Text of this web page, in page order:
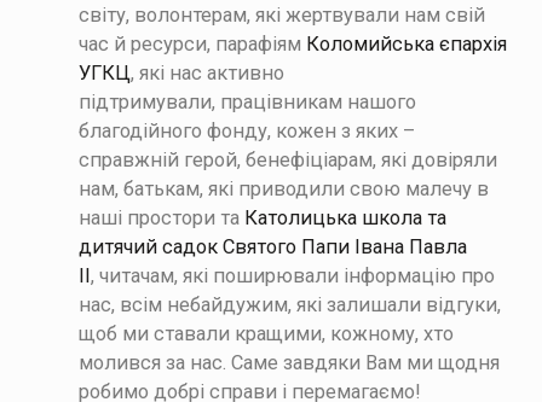
світу, волонтерам, які жертвували нам свій
час й ресурси, парафіям Коломийська єпархія
УГКЦ, які нас активно
підтримували, працівникам нашого
благодійного фонду, кожен з яких –
справжній герой, бенефіціарам, які довіряли
нам, батькам, які приводили свою малечу в
наші простори та Католицька школа та
дитячий садок Святого Папи Івана Павла
, читачам, які поширювали інформацію про
нас, всім небайдужим, які залишали відгуки,
щоб ми ставали кращими, кожному, хто
молився за нас. Саме завдяки Вам ми щодня
робимо добрі справи і перемагаємо!